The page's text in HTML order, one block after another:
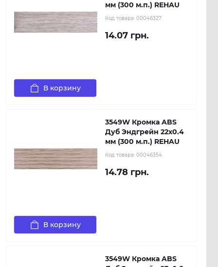
мм (300 м.п.) REHAU
Код товара: 00046327
14.07 грн.
В корзину
3549W Кромка ABS
Дуб Эндгрейн 22х0.4
мм (300 м.п.) REHAU
Код товара: 00046354
14.78 грн.
В корзину
3549W Кромка ABS